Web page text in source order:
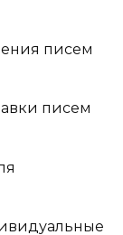
писем
писем